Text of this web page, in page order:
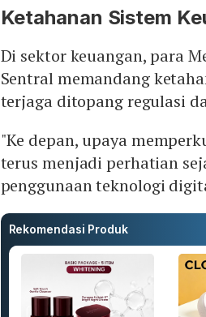
Ketahanan Sistem
Di sektor keuangan, para
Sentral memandang
terjaga ditopang regulasi
"Ke depan, upaya
terus menjadi perhatian
penggunaan teknologi
Rekomendasi Produk